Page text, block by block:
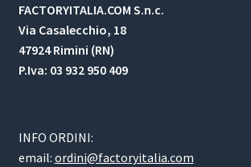
FACTORYITALIA.COM S.n.c.
Via Casalecchio, 18
47924 Rimini (RN)
P.Iva: 03 932 950 409
INFO ORDINI:
email: ordini@factoryitalia.com